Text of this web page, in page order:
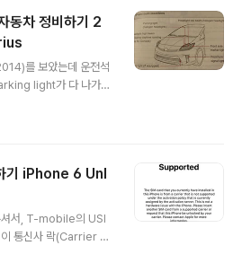
동차 정비하기 2
를 보았는데 운전석
light가 다 나가
해야 합니다. OMG. Pri
하고 나서 책자를 확인
서 같네요^^;; ** 간단
으로 돌려주면, 풀리고
다. [ Ower book에 나
Bulb나감-운전석] 조수
기 iPhone 6 Unl
셔서, T-mobile의 USI
통신사 락(Carrier L